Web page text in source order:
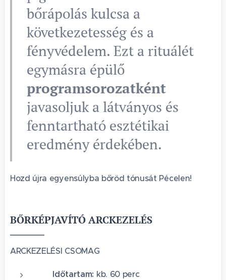
bőrápolás kulcsa a
következetesség és a
fényvédelem. Ezt a rituálét
egymásra épülő
programsorozatként
javasoljuk a látványos és
fenntartható esztétikai
eredmény érdekében.
Hozd újra egyensúlyba bőröd tónusát Pécelen! 🌸
BŐRKÉPJAVÍTÓ ARCKEZELÉS
ARCKEZELÉSI CSOMAG
🕐 Időtartam: kb. 60 perc